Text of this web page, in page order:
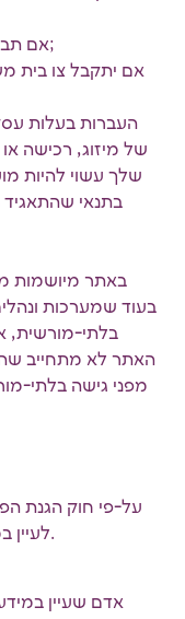
אם תבצע באתר פעולות המנוגדות לחוק;
אם יתקבל צו בית
העברות בעלות
של מיזוג, רכישה
שלך עשוי להיות
בתנאי
באתר מיושמות
בעוד שמערכות
בלתי-מורשית,
האתר לא מתחייב
מפני גישה בלתי-
לעיין במידע על אודותיו, המוחזק במאגר מידע.
אדם שעיין